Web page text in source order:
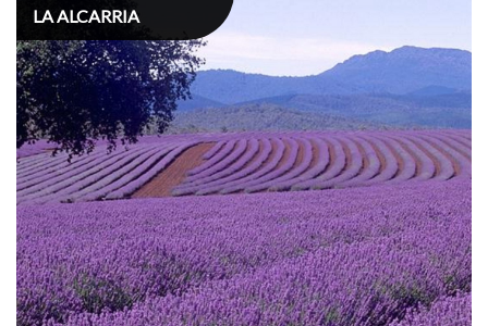
LA ALCARRIA